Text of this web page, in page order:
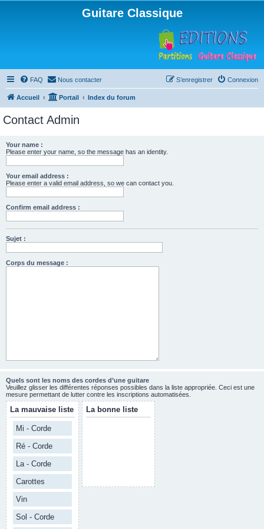
Guitare Classique
FAQ Nous contacter Connexion
S’enregistrer
Accueil Portail Index du forum
Contact Admin
Your name :
Please enter your name, so the message has an identity.
Your email address :
Please enter a valid email address, so we can contact you.
Confirm email address :
Sujet :
Corps du message :
Quels sont les noms des cordes d’une guitare
Veuillez glisser les différentes réponses possibles dans la liste appropriée. Ceci est une
mesure permettant de lutter contre les inscriptions automatisées.
La mauvaise liste
Mi - Corde
Ré - Corde
La - Corde
Carottes
Vin
Sol - Corde
La bonne liste